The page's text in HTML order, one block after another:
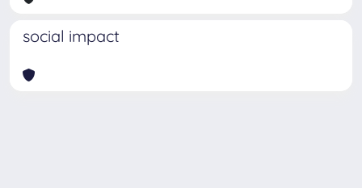
social impact